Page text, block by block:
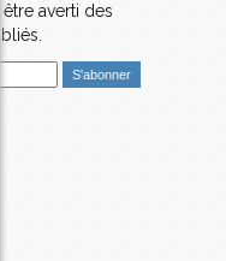
averti des